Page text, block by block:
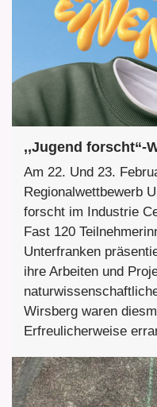
,,Jugend forscht“-
Am 22. Und 23.
Regionalwettbewerb
forscht im Industrie
Fast 120
Unterfranken
ihre Arbeiten und
Wirsberg waren
Erfreulicherweise